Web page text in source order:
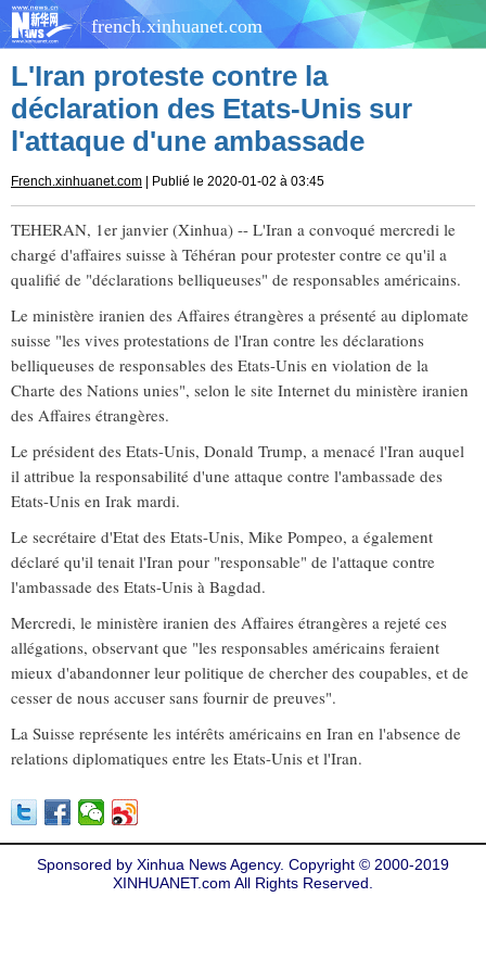
french.xinhuanet.com
L'Iran proteste contre la
déclaration des Etats-Unis sur
l'attaque d'une ambassade
French.xinhuanet.com | Publié le 2020-01-02 à 03:45
TEHERAN, 1er janvier (Xinhua) -- L'Iran a convoqué mercredi le
chargé d'affaires suisse à Téhéran pour protester contre ce qu'il a
qualifié de "déclarations belliqueuses" de responsables américains.
Le ministère iranien des Affaires étrangères a présenté au diplomate
suisse "les vives protestations de l'Iran contre les déclarations
belliqueuses de responsables des Etats-Unis en violation de la
Charte des Nations unies", selon le site Internet du ministère iranien
des Affaires étrangères.
Le président des Etats-Unis, Donald Trump, a menacé l'Iran auquel
il attribue la responsabilité d'une attaque contre l'ambassade des
Etats-Unis en Irak mardi.
Le secrétaire d'Etat des Etats-Unis, Mike Pompeo, a également
déclaré qu'il tenait l'Iran pour "responsable" de l'attaque contre
l'ambassade des Etats-Unis à Bagdad.
Mercredi, le ministère iranien des Affaires étrangères a rejeté ces
allégations, observant que "les responsables américains feraient
mieux d'abandonner leur politique de chercher des coupables, et de
cesser de nous accuser sans fournir de preuves".
La Suisse représente les intérêts américains en Iran en l'absence de
relations diplomatiques entre les Etats-Unis et l'Iran.
Sponsored by Xinhua News Agency. Copyright © 2000-2019
XINHUANET.com All Rights Reserved.